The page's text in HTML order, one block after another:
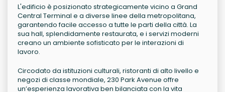
L'edificio è posizionato strategicamente vicino a Grand
Central Terminal e a diverse linee della metropolitana,
garantendo facile accesso a tutte le parti della città. La
sua hall, splendidamente restaurata, e i servizi moderni
creano un ambiente sofisticato per le interazioni di
lavoro.
Circodato da istituzioni culturali, ristoranti di alto livello e
negozi di classe mondiale, 230 Park Avenue offre
un’esperienza lavorativa ben bilanciata con la vita